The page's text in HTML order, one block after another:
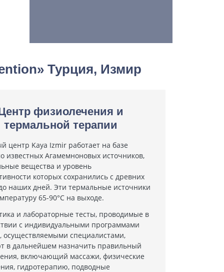
Турция, Измир
физиолечения и
термальной терапии
центр Kaya Izmir работает на базе
известных Агамемноновых источников,
вещества и уровень
которых сохранились с древних
наших дней. Эти термальные источники
65-90°C на выходе.
и лабораторные тесты, проводимые в
с индивидуальными программами
осуществляемыми специалистами,
в дальнейшем назначить правильный
включающий массажи, физические
гидротерапию, подводные